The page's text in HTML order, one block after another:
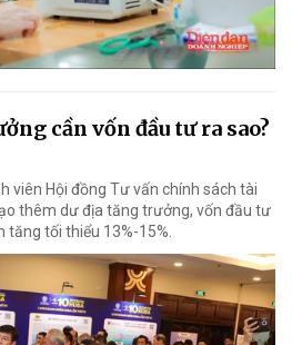
cần vốn đầu tư ra sao?
viên Hội đồng Tư vấn chính sách tài
thêm dư địa tăng trưởng, vốn đầu tư
tăng tối thiểu 13%-15%.